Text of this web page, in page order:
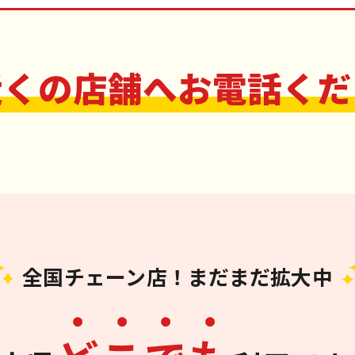
の店舗へお電話く
全国チェーン店！まだまだ拡大中